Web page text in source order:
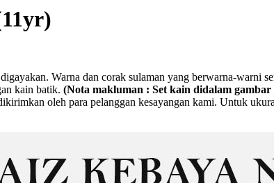
Warna dan corak sulaman yang berwarna-warni
kain batik. (Nota makluman : Set kain didalam
oleh para pelanggan kesayangan kami. Untuk